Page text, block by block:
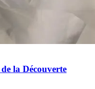
la Découverte